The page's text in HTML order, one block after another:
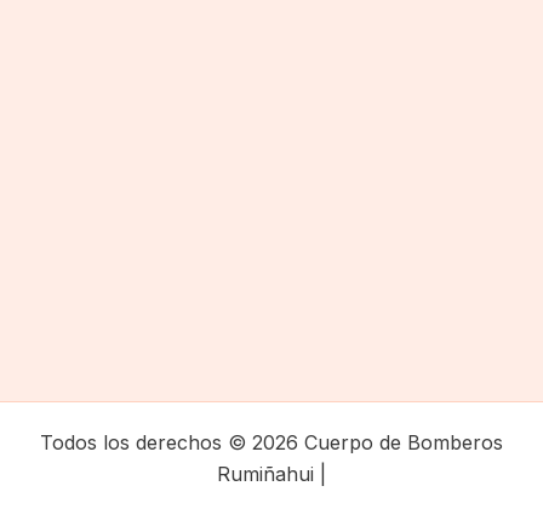
Todos los derechos © 2026 Cuerpo de Bomberos
Rumiñahui |